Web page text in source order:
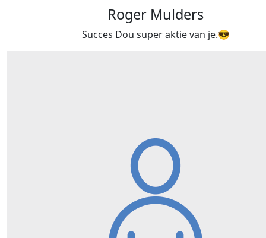
Roger Mulders
Succes Dou super aktie van je.😎